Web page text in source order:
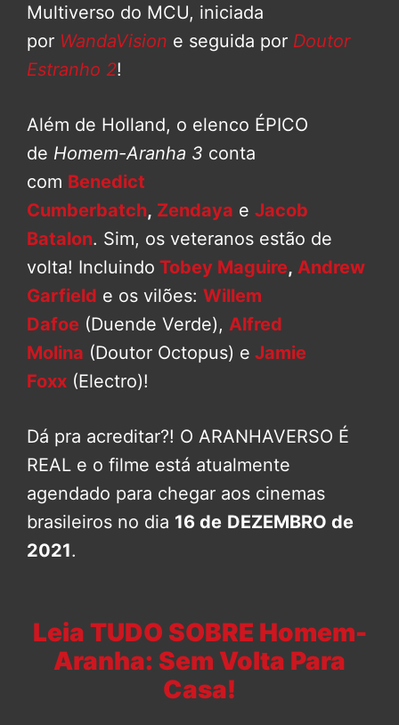
Multiverso do MCU, iniciada
por WandaVision e seguida por Doutor
Estranho 2!
Além de Holland, o elenco ÉPICO
de Homem-Aranha 3 conta
com Benedict
Cumberbatch, Zendaya e Jacob
Batalon. Sim, os veteranos estão de
volta! Incluindo Tobey Maguire, Andrew
Garfield e os vilões: Willem
Dafoe (Duende Verde), Alfred
Molina (Doutor Octopus) e Jamie
Foxx (Electro)!
Dá pra acreditar?! O ARANHAVERSO É
REAL e o filme está atualmente
agendado para chegar aos cinemas
brasileiros no dia 16 de DEZEMBRO de
2021.
Leia TUDO SOBRE Homem-
Aranha: Sem Volta Para
Casa!